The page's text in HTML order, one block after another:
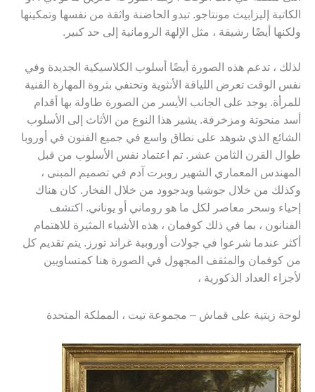
الكاتبة إليزابيث مونتاجو. تبدو الحاضنة واثقة من نفسها وتمكينها
ولكنها أيضًا رشيقة ، مثل الإلهة الرومانية إلى حد كبير.
لذلك ، تدعم هذه الصورة أيضًا أسلوب الكلاسيكية الجديدة وفي
نفس الوقت تعرض اللياقة الأنثوية وتحتفي بثروة المهارة الفنية
للمرأة. يوجد على الجانب الأيسر من الصورة طاولة بها أقدام
أسد منحوتة ومزخرفة. يشير هذا النوع من الأثاث إلى الأسلوب
الشائع الذي شوهد على نطاق واسع في جميع الفنون في أوروبا
طوال القرن الثامن عشر. تم اعتماد نفس الأسلوب من قبل
المهندس المعماري الشهير روبرت آدم في تصميم المبنى ،
وكذلك من خلال جوشيا ويدجوود من خلال الفخار. كان هناك
إحياء وسحر معاصر لكل ما هو روماني أو يوناني. اكتشف
الفنانون ، بما في ذلك كوفمان ، هذه الأشياء المثيرة للاهتمام
أكثر عندما شرعوا في جولات أوروبية غراند تورز. يتم تقديم كل
من كوفمان والمثقف المجهول في الصورة هنا كمتساويين
لأجزاء العداد الذكورية ،
لوحة زيتية على قماش – مجموعة تيت ، المملكة المتحدة